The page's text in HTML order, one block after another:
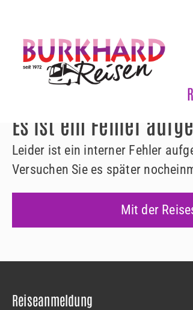
www.burkhard-reisen.de
Fehler 500
Es ist ein Fehler
Leider ist ein interner Fehler
Versuchen Sie es später
Mit der
Reiseanmeldung